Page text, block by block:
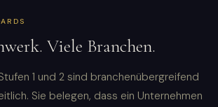
Viele Branchen.
1 und 2 sind branchenübergreifend
Sie belegen, dass ein Unternehmen